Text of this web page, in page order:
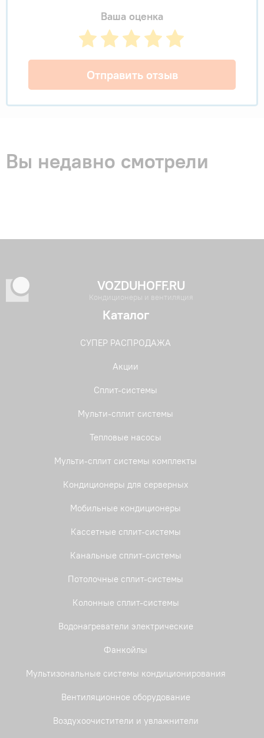
Ваша оценка
Отправить отзыв
Вы недавно смотрели
VOZDUHOFF.RU
Кондиционеры и вентиляция
Каталог
СУПЕР РАСПРОДАЖА
Акции
Сплит-системы
Мульти-сплит системы
Тепловые насосы
Мульти-сплит системы комплекты
Кондиционеры для серверных
Мобильные кондиционеры
Кассетные сплит-системы
Канальные сплит-системы
Потолочные сплит-системы
Колонные сплит-системы
Водонагреватели электрические
Фанкойлы
Мультизональные системы кондиционирования
Вентиляционное оборудование
Воздухоочистители и увлажнители